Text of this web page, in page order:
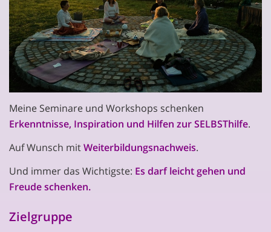
Meine Seminare und Workshops schenken
Erkenntnisse, Inspiration und Hilfen zur SELBSThilfe.
Auf Wunsch mitWeiterbildungsnachweis.
Und immer das Wichtigste: Es darf leicht gehen und
Freude schenken.
Zielgruppe